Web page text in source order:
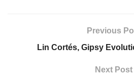
Previous
Lin Cortés, Gipsy
Next Post